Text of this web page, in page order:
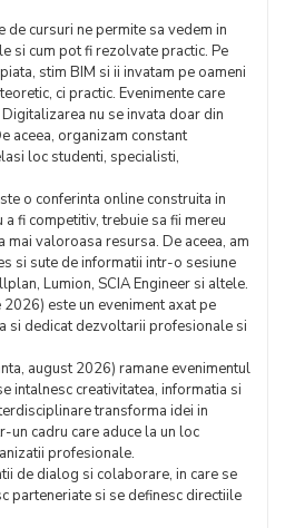
de cursuri ne permite sa vedem in
si cum pot fi rezolvate practic. Pe
stim BIM si ii invatam pe oameni
ci practic. Evenimente care
nu se invata doar din
aceea, organizam constant
loc studenti, specialisti,
o conferinta online construita in
fi competitiv, trebuie sa fii mereu
valoroasa resursa. De aceea, am
si sute de informatii intr-o sesiune
Lumion, SCIA Engineer si altele.
este un eveniment axat pe
si dedicat dezvoltarii profesionale si
august 2026) ramane evenimentul
intalnesc creativitatea, informatia si
transforma idei in
cadru care aduce la un loc
profesionale.
de dialog si colaborare, in care se
parteneriate si se definesc directiile